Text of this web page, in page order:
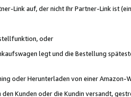
Link auf, der nicht Ihr Partner-Link ist
oder
legt und die Bestellung
oder Herunterladen von einer Amazon-
Kunden oder die Kundin versandt,